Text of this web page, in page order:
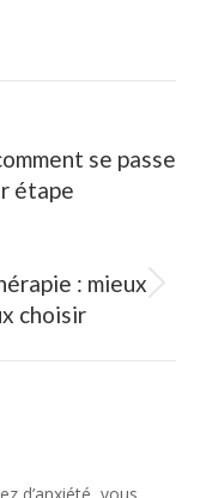
se passe
étape
: mieux
choisir
d’anxiété, vous